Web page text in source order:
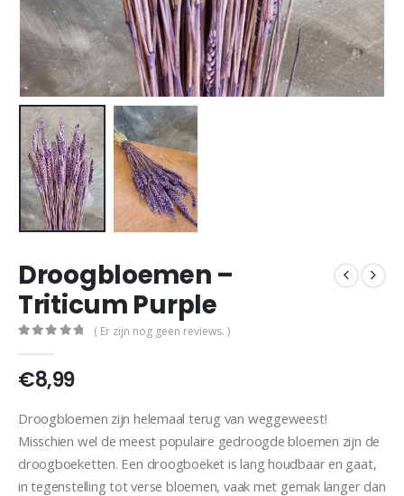
Droogbloemen –
Triticum Purple
( Er zijn nog geen reviews. )
€8,99
Droogbloemen zijn helemaal terug van weggeweest!
Misschien wel de meest populaire gedroogde bloemen zijn de
droogboeketten. Een droogboeket is lang houdbaar en gaat,
in tegenstelling tot verse bloemen, vaak met gemak langer dan